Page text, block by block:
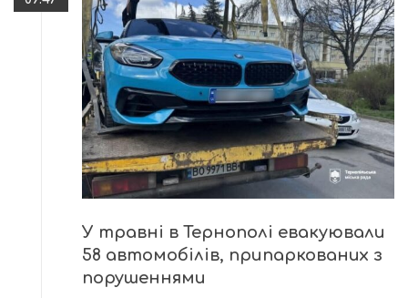
У травні в Тернополі евакуювали
58 автомобілів, припаркованих з
порушеннями